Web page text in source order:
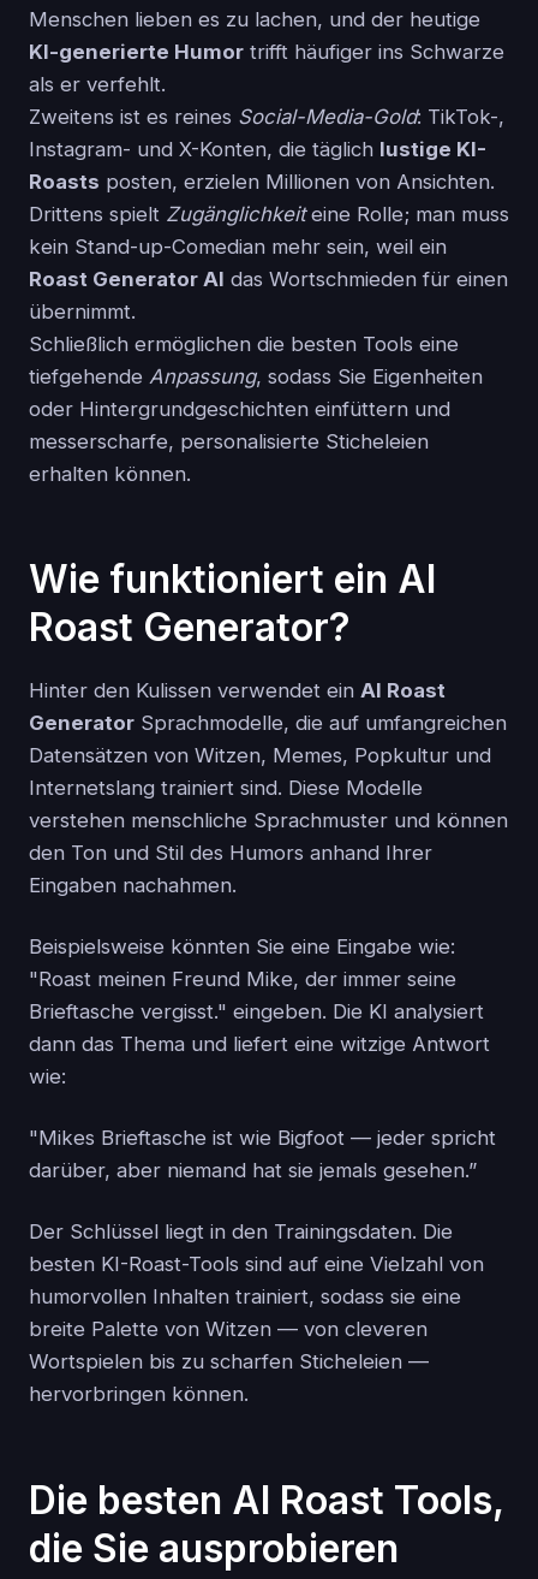
Menschen lieben es zu lachen, und der heutige
KI-generierte Humor trifft häufiger ins Schwarze
als er verfehlt.
Zweitens ist es reines Social-Media-Gold: TikTok-,
Instagram- und X-Konten, die täglich lustige KI-
Roasts posten, erzielen Millionen von Ansichten.
Drittens spielt Zugänglichkeiteine Rolle; man muss
kein Stand-up-Comedian mehr sein, weil ein
Roast Generator AI das Wortschmieden für einen
übernimmt.
Schließlich ermöglichen die besten Tools eine
tiefgehende Anpassung, sodass Sie Eigenheiten
oder Hintergrundgeschichten einfüttern und
messerscharfe, personalisierte Sticheleien
erhalten können.
Wie funktioniert ein AI
Roast Generator?
Hinter den Kulissen verwendet ein AI Roast
Generator Sprachmodelle, die auf umfangreichen
Datensätzen von Witzen, Memes, Popkultur und
Internetslang trainiert sind. Diese Modelle
verstehen menschliche Sprachmuster und können
den Ton und Stil des Humors anhand Ihrer
Eingaben nachahmen.
Beispielsweise könnten Sie eine Eingabe wie:
"Roast meinen Freund Mike, der immer seine
Brieftasche vergisst." eingeben. Die KI analysiert
dann das Thema und liefert eine witzige Antwort
wie:
"Mikes Brieftasche ist wie Bigfoot — jeder spricht
darüber, aber niemand hat sie jemals gesehen.”
Der Schlüssel liegt in den Trainingsdaten. Die
besten KI-Roast-Tools sind auf eine Vielzahl von
humorvollen Inhalten trainiert, sodass sie eine
breite Palette von Witzen — von cleveren
Wortspielen bis zu scharfen Sticheleien —
hervorbringen können.
Die besten AI Roast Tools,
die Sie ausprobieren